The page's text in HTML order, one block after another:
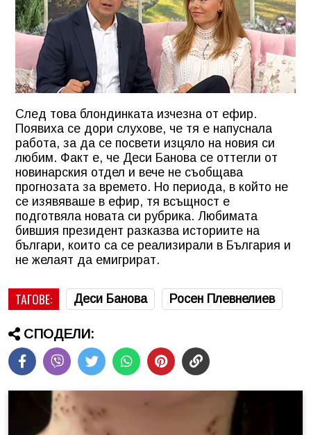
След това блондинката изчезна от ефир.
Появиха се дори слухове, че тя е напуснала
работа, за да се посвети изцяло на новия си
любим. Факт е, че Деси Банова се оттегли от
новинарския отдел и вече не съобщава
прогнозата за времето. Но периода, в който не
се изявяваше в ефир, тя всъщност е
подготвяла новата си рубрика. Любимата
бившия президент разказва историите на
българи, които са се реализирали в България и
не желаят да емигрират.
ТАГОВЕ: Деси Банова Росен Плевнелиев
СПОДЕЛИ: